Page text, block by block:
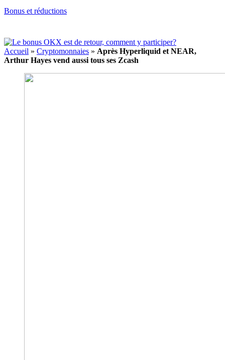
Bonus et réductions
Accueil » Cryptomonnaies » Après Hyperliquid et NEAR,
Arthur Hayes vend aussi tous ses Zcash